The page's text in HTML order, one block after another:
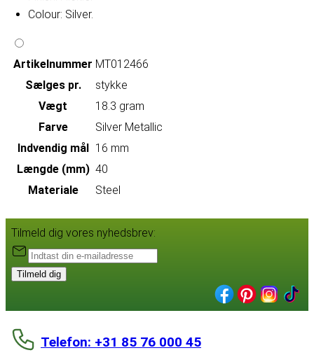
Colour: Silver.
Artikelnummer MT012466
Sælges pr.
stykke
Vægt
18.3 gram
Farve
Silver Metallic
Indvendig mål 16 mm
Længde (mm) 40
Materiale
Steel
Tilmeld dig vores nyhedsbrev:
Tilmeld dig
Telefon: +31 85 76 000 45